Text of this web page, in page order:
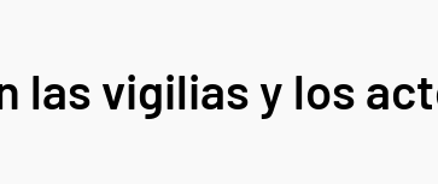
las vigilias y los